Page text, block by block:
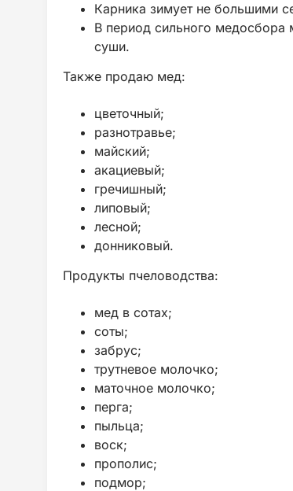
Карника зимует не большими
В период сильного медосбора
суши.
Также продаю мед:
цветочный;
разнотравье;
майский;
акациевый;
гречишный;
липовый;
лесной;
донниковый.
Продукты пчеловодства:
мед в сотах;
соты;
забрус;
трутневое молочко;
маточное молочко;
перга;
пыльца;
воск;
прополис;
подмор;